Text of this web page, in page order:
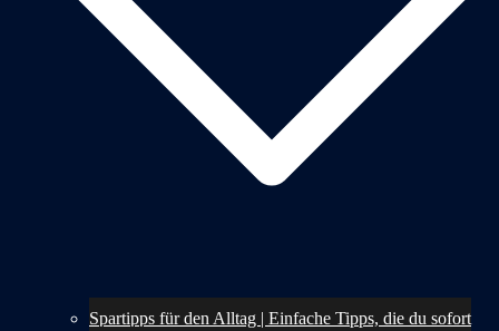
Spartipps für den Alltag | Einfache Tipps, die du sofort